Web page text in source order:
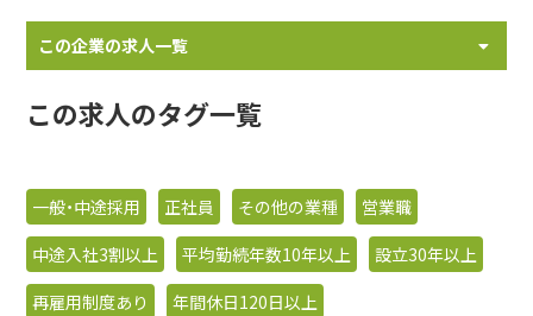
この企業の求人一覧
この求人のタグ一覧
一般・中途採用 正社員 その他の業種
営業職
中途入社3割以上
平均勤続年数10年以上
設立30年以上
再雇用制度あり
年間休日120日以上